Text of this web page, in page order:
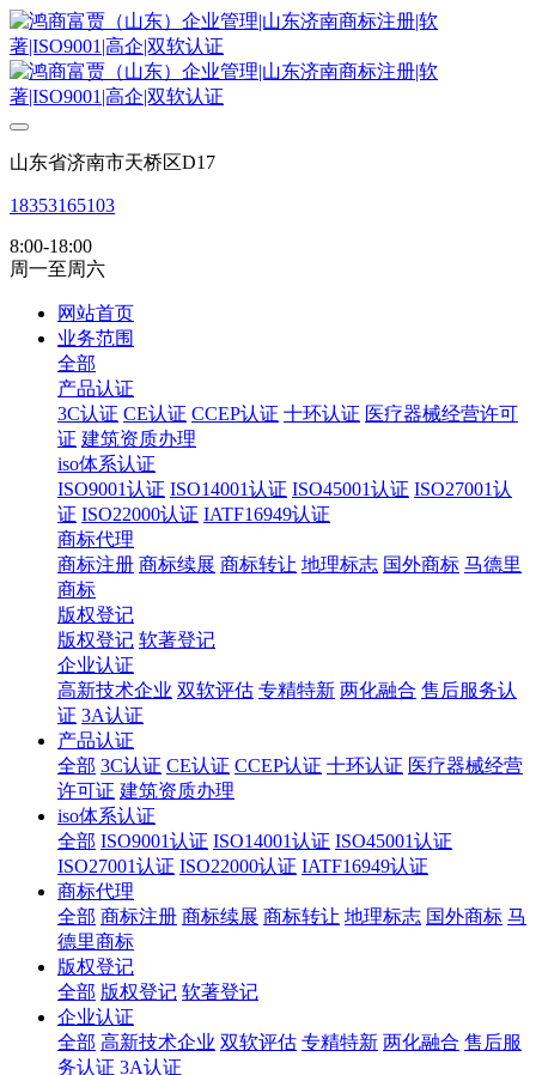
山东省济南市天桥区D17
18353165103
8:00-18:00
周一至周六
网站首页
业务范围
全部
产品认证
3C认证 CE认证 CCEP认证 十环认证 医疗器械经营许可
证 建筑资质办理
iso体系认证
ISO9001认证 ISO14001认证 ISO45001认证 ISO27001认
证 ISO22000认证 IATF16949认证
商标代理
商标注册 商标续展 商标转让 地理标志 国外商标 马德里
商标
版权登记
版权登记 软著登记
企业认证
高新技术企业 双软评估 专精特新 两化融合 售后服务认
证 3A认证
产品认证
全部 3C认证 CE认证 CCEP认证 十环认证 医疗器械经营
许可证 建筑资质办理
iso体系认证
全部 ISO9001认证 ISO14001认证 ISO45001认证
ISO27001认证 ISO22000认证 IATF16949认证
商标代理
全部 商标注册 商标续展 商标转让 地理标志 国外商标 马
德里商标
版权登记
全部 版权登记 软著登记
企业认证
全部 高新技术企业 双软评估 专精特新 两化融合 售后服
务认证 3A认证